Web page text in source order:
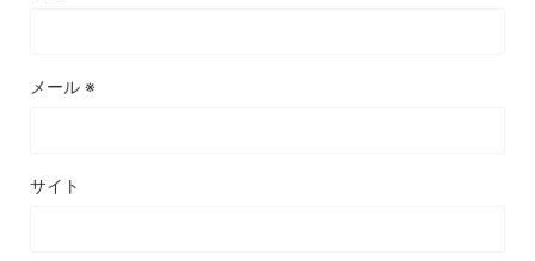
メール ※
サイト